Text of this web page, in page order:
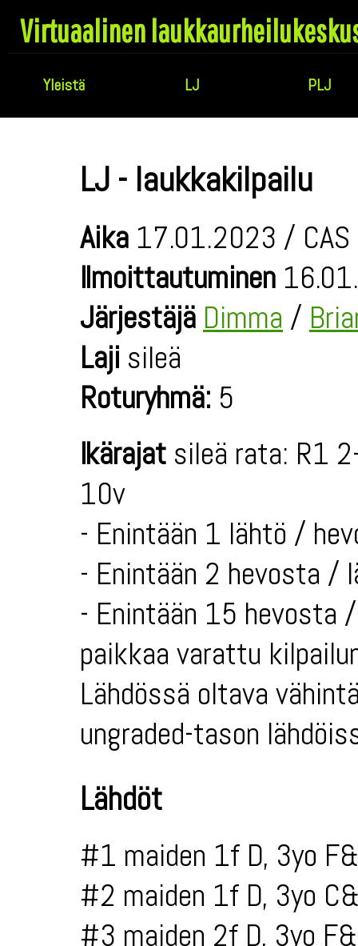
Virtuaalinen
Yleistä LJ PLJ
LJ - laukkakilpailu
Aika 17.01.2023 /
Ilmoittautuminen
Järjestäjä Dimma /
Laji sileä
Roturyhmä: 5
Ikärajat sileä rata: R1
10v
- Enintään 1 lähtö /
- Enintään 2 hevosta /
- Enintään 15 hevosta
paikkaa varattu
Lähdössä oltava
ungraded-tason
Lähdöt
#1 maiden 1f D, 3yo
#2 maiden 1f D, 3yo
#3 maiden 2f D, 3yo